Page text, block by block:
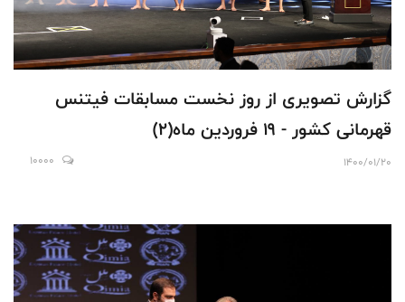
گزارش تصویری از روز نخست مسابقات فیتنس
قهرمانی کشور - 19 فروردین ماه(2)
1400/01/20
10000